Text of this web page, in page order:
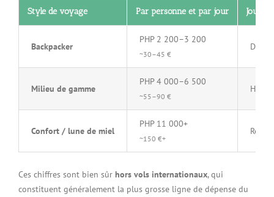
Style de voyage Par personne et par jour
Backpacker
PHP 2 200–3 200
~30–45 €
Milieu de gamme
PHP 4 000–6 500
~55–90 €
Hôtel
Confort / lune de miel
PHP 11 000+
~150 €+
Ces chiffres sont bien sûr hors vols internationaux, qui
constituent généralement la plus grosse ligne de dépense du